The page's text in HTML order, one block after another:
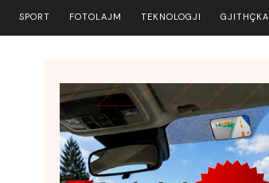
SPORT FOTOLAJM TEKNOLOGJI GJITHÇKA